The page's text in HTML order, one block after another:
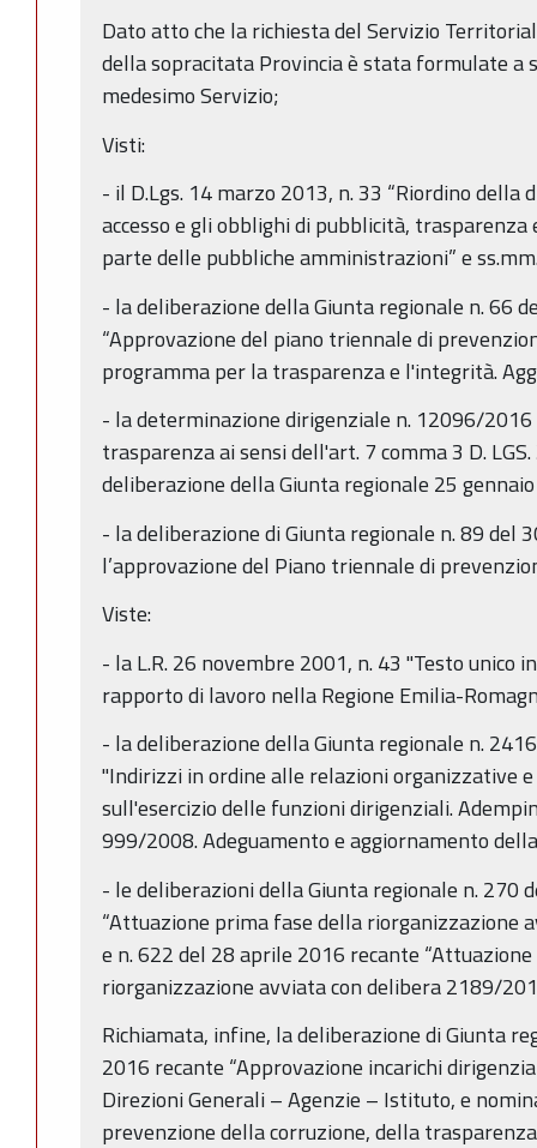
Dato atto che la richiesta del Servizio
della sopracitata Provincia è stata formulate
medesimo Servizio;
Visti:
- il D.Lgs. 14 marzo 2013, n. 33 “Riordino
accesso e gli obblighi di pubblicità,
parte delle pubbliche amministrazioni” e
- la deliberazione della Giunta regionale n. 66
“Approvazione del piano triennale di
programma per la trasparenza e l'integrità.
- la determinazione dirigenziale n. 12096/
trasparenza ai sensi dell'art. 7 comma 3 D.
deliberazione della Giunta regionale 25
- la deliberazione di Giunta regionale n. 89 del
l’approvazione del Piano triennale di
Viste:
- la L.R. 26 novembre 2001, n. 43 "Testo unico
rapporto di lavoro nella Regione Emilia-
- la deliberazione della Giunta regionale n.
"Indirizzi in ordine alle relazioni organizzative
sull'esercizio delle funzioni dirigenziali.
999/2008. Adeguamento e aggiornamento
- le deliberazioni della Giunta regionale n. 270
“Attuazione prima fase della riorganizzazione
e n. 622 del 28 aprile 2016 recante
riorganizzazione avviata con delibera 2189/
Richiamata, infine, la deliberazione di Giunta
2016 recante “Approvazione incarichi
Direzioni Generali – Agenzie – Istituto, e
prevenzione della corruzione, della